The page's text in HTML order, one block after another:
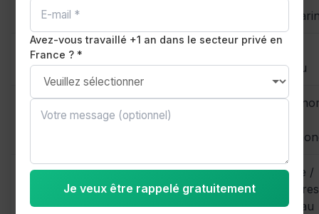
flower / flour fleur /
11 peace / piece
morceau
affect / effect différent !
verbe /
stationary /
stationery
/ˈsteɪʃənri/
immobile /
fournitures
de bureau
Avez-vous travaillé +1 an dans le secteur privé en
France ? *
Je veux être rappelé gratuitement